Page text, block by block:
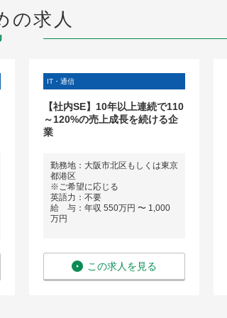
の求人
IT・通信
【社内SE】10年以上連続で110
～120%の売上成長を続ける企
業
勤務地：大阪市北区もしくは東京
都港区
※ご希望に応じる
英語力：不要
給 与：年収 550万円 〜 1,000
万円
この求人を見る